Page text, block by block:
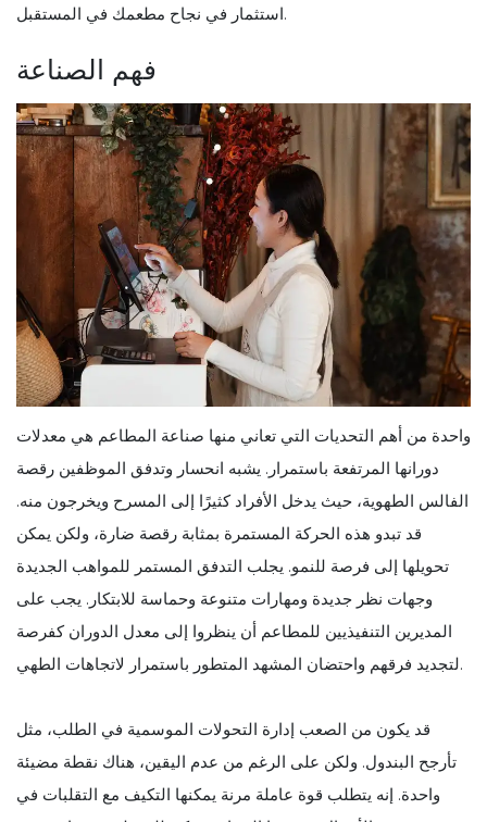
استثمار في نجاح مطعمك في المستقبل.
فهم الصناعة
واحدة من أهم التحديات التي تعاني منها صناعة المطاعم هي معدلات
دورانها المرتفعة باستمرار. يشبه انحسار وتدفق الموظفين رقصة
الفالس الطهوية، حيث يدخل الأفراد كثيرًا إلى المسرح ويخرجون منه.
قد تبدو هذه الحركة المستمرة بمثابة رقصة ضارة، ولكن يمكن
تحويلها إلى فرصة للنمو. يجلب التدفق المستمر للمواهب الجديدة
وجهات نظر جديدة ومهارات متنوعة وحماسة للابتكار. يجب على
المديرين التنفيذيين للمطاعم أن ينظروا إلى معدل الدوران كفرصة
لتجديد فرقهم واحتضان المشهد المتطور باستمرار لاتجاهات الطهي.
قد يكون من الصعب إدارة التحولات الموسمية في الطلب، مثل
تأرجح البندول. ولكن على الرغم من عدم اليقين، هناك نقطة مضيئة
واحدة. إنه يتطلب قوة عاملة مرنة يمكنها التكيف مع التقلبات في